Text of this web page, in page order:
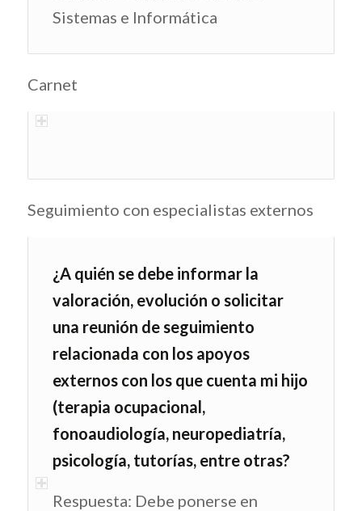
Sistemas e Informática
Carnet
Seguimiento con especialistas externos
¿A quién se debe informar la
valoración, evolución o solicitar
una reunión de seguimiento
relacionada con los apoyos
externos con los que cuenta mi hijo
(terapia ocupacional,
fonoaudiología, neuropediatría,
psicología, tutorías, entre otras?
Respuesta: Debe ponerse en